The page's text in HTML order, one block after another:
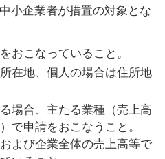
小企業者が措置の対象とな
おこなっていること。
在地、個人の場合は住所地
場合、主たる業種（売上高
で申請をおこなうこと。
よび企業全体の売上高等で